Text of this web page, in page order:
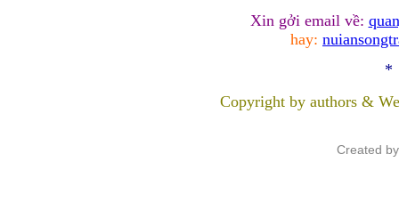
Xin gởi email về:
hay:
*
Copyright by authors &
Created